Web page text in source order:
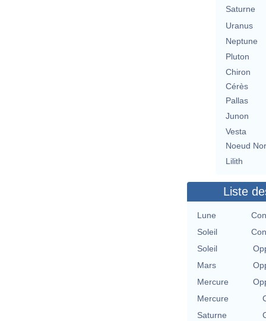
Saturne
Uranus
Neptune
Pluton
Chiron
Cérès
Pallas
Junon
Vesta
Noeud
Lilith
Liste
Lune
Soleil
Soleil
Mars
Mercure
Mercure
Saturne